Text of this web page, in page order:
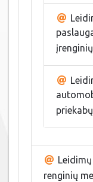
renginių